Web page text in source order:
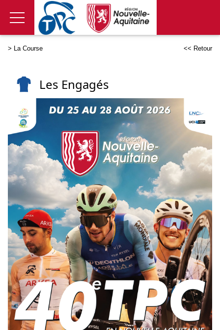
> La Course << Retour
Les Engagés